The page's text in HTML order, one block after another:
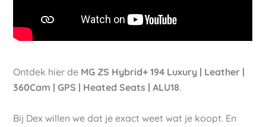
Ontdek hier de MG ZS Hybrid+ 194 Luxury | Leather |
360Cam | GPS | Heated Seats | ALU18.
Bij Dex willen we dat je exact weet wat je koopt. En